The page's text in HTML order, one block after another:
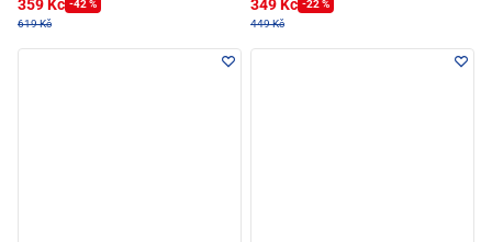
359 Kč -42 %
619 Kč
349 Kč -22 %
449 Kč